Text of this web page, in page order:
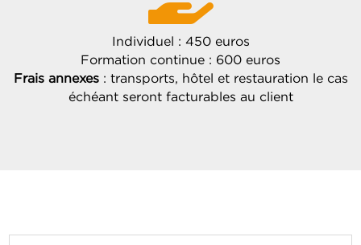
Individuel : 450 euros
Formation continue : 600 euros
Frais annexes: transports, hôtel et restauration le cas
échéant seront facturables au client